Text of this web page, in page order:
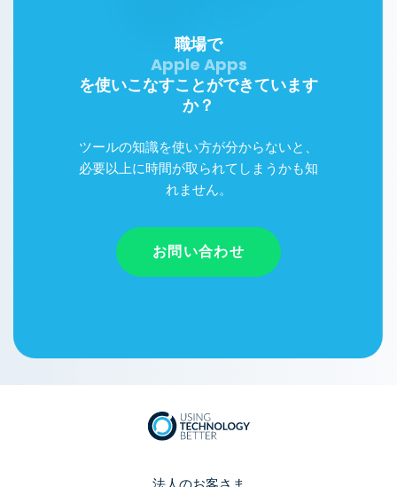
職場で
Apple Apps
を使いこなすことができています
か？
ツールの知識を使い方が分からないと、
必要以上に時間が取られてしまうかも知
れません。
お問い合わせ